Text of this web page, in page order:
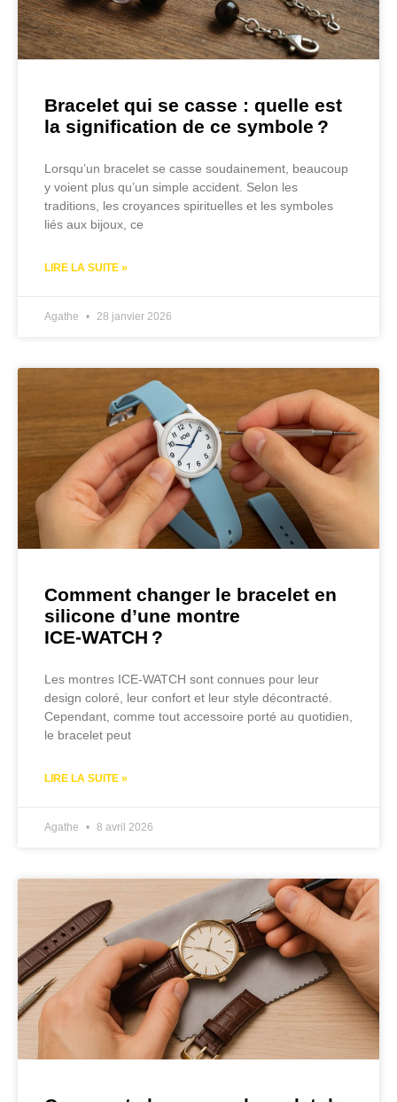
Bracelet qui se casse : quelle est
la signification de ce symbole ?
Lorsqu’un bracelet se casse soudainement, beaucoup
y voient plus qu’un simple accident. Selon les
traditions, les croyances spirituelles et les symboles
liés aux bijoux, ce
LIRE LA SUITE »
Agathe 28 janvier 2026
Comment changer le bracelet en
silicone d’une montre
ICE‑WATCH ?
Les montres ICE‑WATCH sont connues pour leur
design coloré, leur confort et leur style décontracté.
Cependant, comme tout accessoire porté au quotidien,
le bracelet peut
LIRE LA SUITE »
Agathe 8 avril 2026